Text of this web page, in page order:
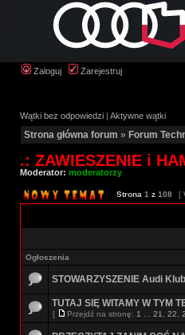
Zaloguj Zarejestruj
Wątki bez odpowiedzi | Aktywne wątki
Strona główna forum » Forum
.: ZAWIESZENIE i
Moderator: moderatorzy
Strona 1 z 108 [
Ogłoszenia
STOWARZYSZENIE Audi
TUTAJ SIĘ WITAMY W TYM
[ Przejdź na stronę: 1 21 22